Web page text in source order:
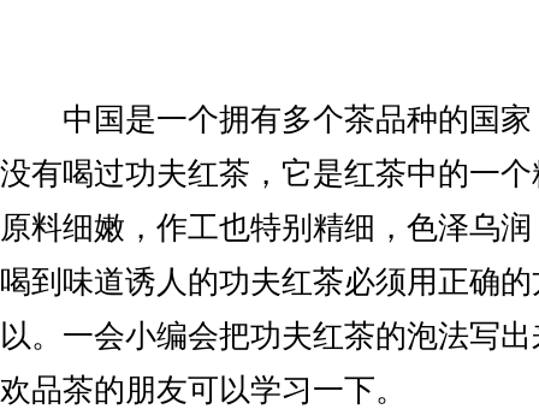
中国是一个拥有多个茶品种的国家
没有喝过功夫红茶，它是红茶中的一
原料细嫩，作工也特别精细，色泽乌
喝到味道诱人的功夫红茶必须用正确
以。一会小编会把功夫红茶的泡法写
欢品茶的朋友可以学习一下。